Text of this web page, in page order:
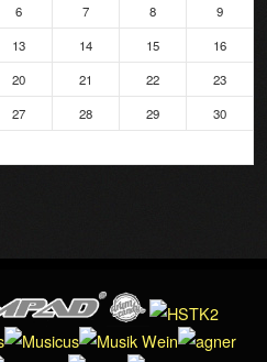
6 7 8
9
13 14 15
16
20 21 22
23
27 28 29
30